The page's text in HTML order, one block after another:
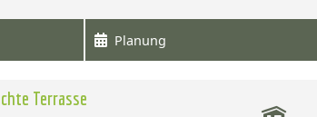
Planung
Terrasse